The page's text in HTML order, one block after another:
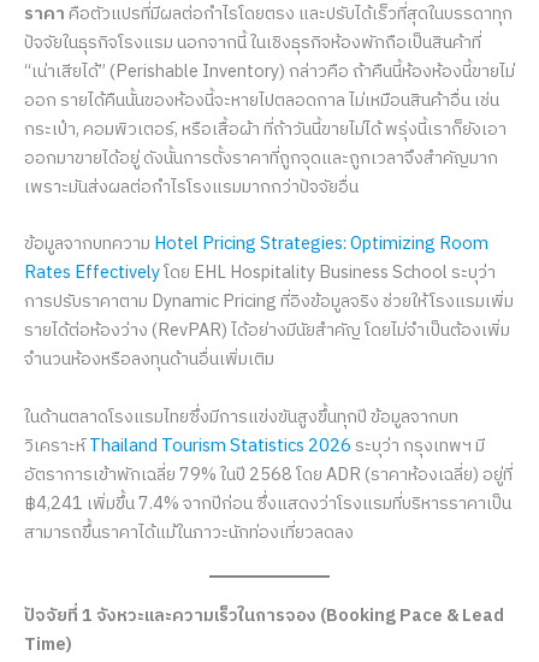
ราคา คือตัวแปรที่มีผลต่อกำไรโดยตรง และปรับได้เร็วที่สุดในบรรดาทุก
ปัจจัยในธุรกิจโรงแรม นอกจากนี้ ในเชิงธุรกิจห้องพักถือเป็นสินค้าที่
“เน่าเสียได้” (Perishable Inventory) กล่าวคือ ถ้าคืนนี้ห้องห้องนี้ขายไม่
ออก รายได้คืนนั้นของห้องนี้จะหายไปตลอดกาล ไม่เหมือนสินค้าอื่น เช่น
กระเป๋า, คอมพิวเตอร์, หรือเสื้อผ้า ที่ถ้าวันนี้ขายไม่ได้ พรุ่งนี้เราก็ยังเอา
ออกมาขายได้อยู่ ดังนั้นการตั้งราคาที่ถูกจุดและถูกเวลาจึงสำคัญมาก
เพราะมันส่งผลต่อกำไรโรงแรมมากกว่าปัจจัยอื่น
ข้อมูลจากบทความ Hotel Pricing Strategies: Optimizing Room
Rates Effectivelyโดย EHL Hospitality Business School ระบุว่า
การปรับราคาตาม Dynamic Pricing ที่อิงข้อมูลจริง ช่วยให้โรงแรมเพิ่ม
รายได้ต่อห้องว่าง (RevPAR) ได้อย่างมีนัยสำคัญ โดยไม่จำเป็นต้องเพิ่ม
จำนวนห้องหรือลงทุนด้านอื่นเพิ่มเติม
ในด้านตลาดโรงแรมไทยซึ่งมีการแข่งขันสูงขึ้นทุกปี ข้อมูลจากบท
วิเคราะห์Thailand Tourism Statistics 2026ระบุว่า กรุงเทพฯ มี
อัตราการเข้าพักเฉลี่ย 79% ในปี 2568 โดย ADR (ราคาห้องเฉลี่ย) อยู่ที่
฿4,241 เพิ่มขึ้น 7.4% จากปีก่อน ซึ่งแสดงว่าโรงแรมที่บริหารราคาเป็น
สามารถขึ้นราคาได้แม้ในภาวะนักท่องเที่ยวลดลง
ปัจจัยที่ 1 จังหวะและความเร็วในการจอง (Booking Pace & Lead
Time)